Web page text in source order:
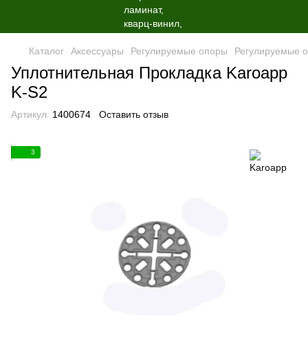
Каталог Аксессуары Регулируемые опоры Регулируемые
Уплотнительная Прокладка Karoapp
K-S2
Артикул: 1400674 Оставить отзыв
3